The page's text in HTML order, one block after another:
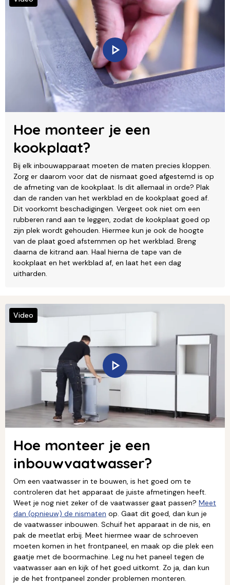
Hoe monteer je een
kookplaat?
Bij elk inbouwapparaat moeten de maten precies kloppen.
Zorg er daarom voor dat de nismaat goed afgestemd is op
de afmeting van de kookplaat. Is dit allemaal in orde? Plak
dan de randen van het werkblad en de kookplaat goed af.
Dit voorkomt beschadigingen. Vergeet ook niet om een
rubberen rand aan te leggen, zodat de kookplaat goed op
zijn plek wordt gehouden. Hiermee kun je ook de hoogte
van de plaat goed afstemmen op het werkblad. Breng
daarna de kitrand aan. Haal hierna de tape van de
kookplaat en het werkblad af, en laat het een dag
uitharden.
Hoe monteer je een
inbouwvaatwasser?
Om een vaatwasser in te bouwen, is het goed om te
controleren dat het apparaat de juiste afmetingen heeft.
Weet je nog niet zeker of de vaatwasser gaat passen? Meet
dan (opnieuw) de nismaten op. Gaat dit goed, dan kun je
de vaatwasser inbouwen. Schuif het apparaat in de nis, en
pak de meetlat erbij. Meet hiermee waar de schroeven
moeten komen in het frontpaneel, en maak op die plek een
gaatje met de boormachine. Leg nu het paneel tegen de
vaatwasser aan en kijk of het goed uitkomt. Zo ja, dan kun
je de het frontpaneel zonder problemen monteren.
Video